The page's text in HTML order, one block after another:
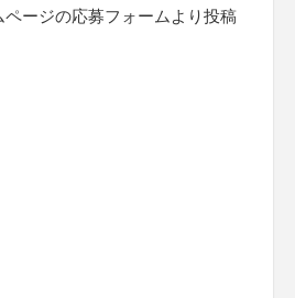
ページの応募フォームより投稿